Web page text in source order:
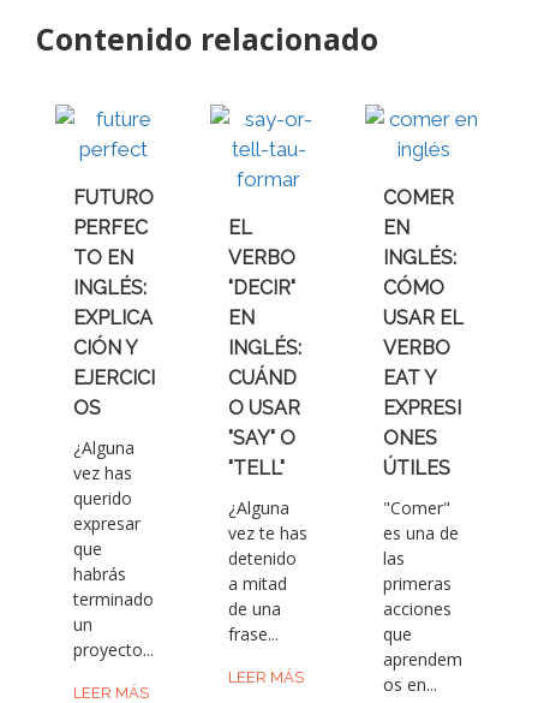
Contenido relacionado
FUTURO
PERFEC
TO EN
INGLÉS:
EXPLICA
CIÓN Y
EJERCICI
OS
¿Alguna
vez has
querido
expresar
que
habrás
terminado
un
proyecto...
LEER MÁS
EL
VERBO
"DECIR"
EN
INGLÉS:
CUÁND
O USAR
"SAY" O
"TELL"
¿Alguna
vez te has
detenido
a mitad
de una
frase...
LEER MÁS
COMER
EN
INGLÉS:
CÓMO
USAR EL
VERBO
EAT Y
EXPRESI
ONES
ÚTILES
"Comer"
es una de
las
primeras
acciones
que
aprendem
os en...